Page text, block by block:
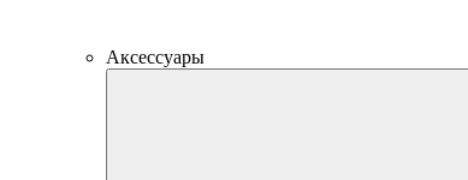
Аксессуары